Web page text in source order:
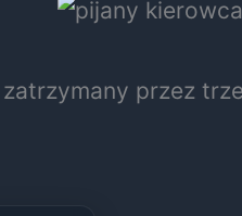
przez